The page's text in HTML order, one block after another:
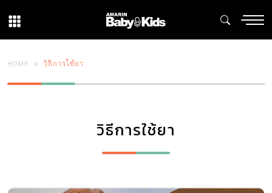
HOME วิธีการใช้ยา
วิธีการใช้ยา